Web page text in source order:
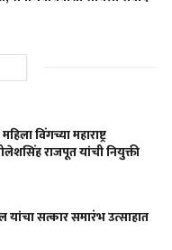
विंगच्या महाराष्ट्र
राजपूत यांची नियुक्ती
यांचा सत्कार समारंभ उत्साहात